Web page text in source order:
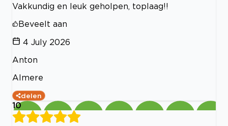
Vakkundig en leuk geholpen, toplaag!!
Beveelt aan
4 July 2026
Anton
Almere
delen
10